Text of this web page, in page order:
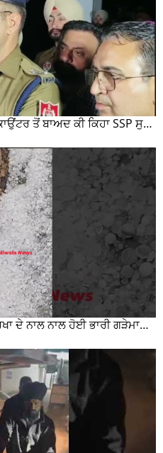
ਸੁਖਵਿੰਦਰ ਸਿੰਘ ਉਰਫ ਰਾਣਾ ਦੇ ਇੰਨਕਾਉਂਟਰ ਤੋਂ ਬਾਅਦ ਕੀ ਕਿਹਾ SSP ਸੁਰੇਂਦਰ ਲਾਂਬਾ ਤੁਸੀਂ ਵੀ ਸੁਣੋ...
ਗੜ੍ਹਦੀਵਾਲਾ ਇਲਾਕੇ ਦੇ ਪਿੰਡਾਂ ਚ ਵਰਖਾ ਦੇ ਨਾਲ ਨਾਲ ਹੋਈ ਭਾਰੀ ਗੜੇਮਾਰੀ ਦੀਆਂ ਦੇਖੋ ਤਸਵੀਰਾਂ #garhdiwala #snow